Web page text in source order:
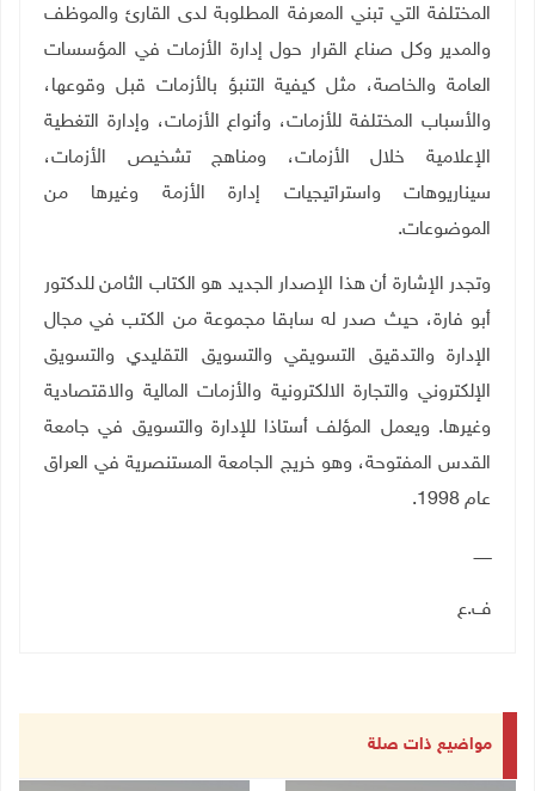
المختلفة التي تبني المعرفة المطلوبة لدى القارئ والموظف
والمدير وكل صناع القرار حول إدارة الأزمات في المؤسسات
العامة والخاصة، مثل كيفية التنبؤ بالأزمات قبل وقوعها،
والأسباب المختلفة للأزمات، وأنواع الأزمات، وإدارة التغطية
الإعلامية خلال الأزمات، ومناهج تشخيص الأزمات،
سيناريوهات واستراتيجيات إدارة الأزمة وغيرها من
الموضوعات.
وتجدر الإشارة أن هذا الإصدار الجديد هو الكتاب الثامن للدكتور
أبو فارة، حيث صدر له سابقا مجموعة من الكتب في مجال
الإدارة والتدقيق التسويقي والتسويق التقليدي والتسويق
الإلكتروني والتجارة الالكترونية والأزمات المالية والاقتصادية
وغيرها. ويعمل المؤلف أستاذا للإدارة والتسويق في جامعة
القدس المفتوحة، وهو خريج الجامعة المستنصرية في العراق
عام 1998.
ـــــــ
ف.ع
مواضيع ذات صلة